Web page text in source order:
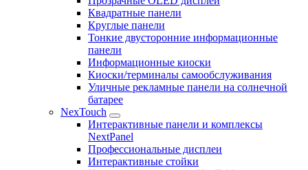
Квадратные панели
Круглые панели
Тонкие двусторонние информационные
панели
Информационные киоски
Киоски/терминалы самообслуживания
Уличные рекламные панели на солнечной
батарее
NexTouch
Интерактивные панели и комплексы
NextPanel
Профессиональные дисплеи
Интерактивные стойки